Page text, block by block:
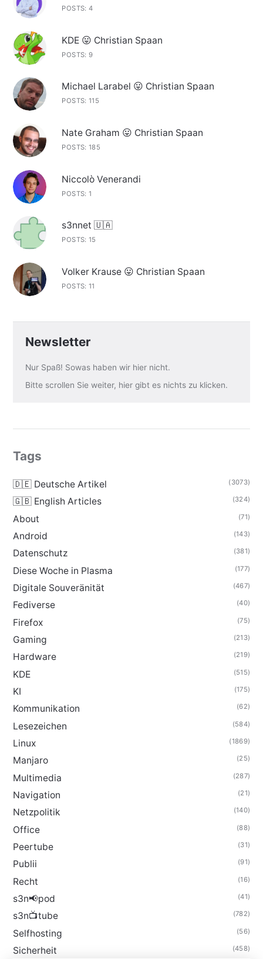
POSTS: 4
KDE 😛 Christian Spaan
POSTS: 9
Michael Larabel 😛 Christian Spaan
POSTS: 115
Nate Graham 😛 Christian Spaan
POSTS: 185
Niccolò Venerandi
POSTS: 1
s3nnet 🇺🇦
POSTS: 15
Volker Krause 😛 Christian Spaan
POSTS: 11
Newsletter
Nur Spaß! Sowas haben wir hier nicht.
Bitte scrollen Sie weiter, hier gibt es nichts zu klicken.
Tags
🇩🇪 Deutsche Artikel (3073)
🇬🇧 English Articles (324)
About (71)
Android (143)
Datenschutz (381)
Diese Woche in Plasma (177)
Digitale Souveränität (467)
Fediverse (40)
Firefox (75)
Gaming (213)
Hardware (219)
KDE (515)
KI (175)
Kommunikation (62)
Lesezeichen (584)
Linux (1869)
Manjaro (25)
Multimedia (287)
Navigation (21)
Netzpolitik (140)
Office (88)
Peertube (31)
Publii (91)
Recht (16)
s3n📢pod (41)
s3n📺tube (782)
Selfhosting (56)
Sicherheit (458)